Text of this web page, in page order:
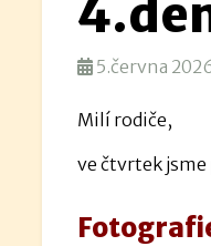
5.června
Milí rodiče,
ve čtvrtek